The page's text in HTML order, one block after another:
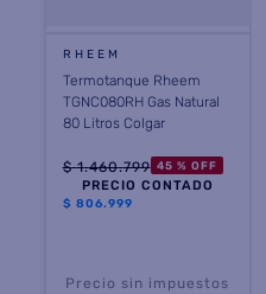
RHEEM
Termotanque Rheem
TGNC080RH Gas Natural
80 Litros Colgar
$ 1.460.799 45 % OFF
PRECIO CONTADO
$ 806.999
Precio sin impuestos